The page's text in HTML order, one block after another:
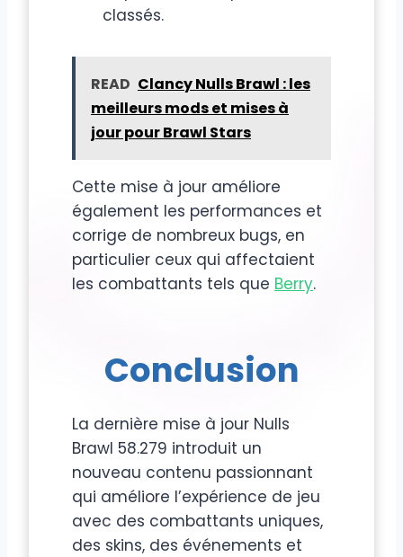
classés.
READ Clancy Nulls Brawl : les
meilleurs mods et mises à
jour pour Brawl Stars
Cette mise à jour améliore
également les performances et
corrige de nombreux bugs, en
particulier ceux qui affectaient
les combattants tels que Berry.
Conclusion
La dernière mise à jour Nulls
Brawl 58.279 introduit un
nouveau contenu passionnant
qui améliore l’expérience de jeu
avec des combattants uniques,
des skins, des événements et